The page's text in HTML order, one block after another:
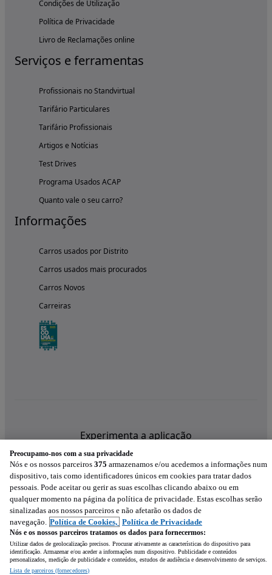
Condições de Utilização
Política de Privacidade
Livro de Reclamações online
Serviços e ferramentas
Profissionais no Standvirtual
Tarifário Particulares
Tarifário Profissionais
Artigos e Notícias
Test Drives
Programa Usados ACAP
Quanto vale o seu carro?
Informações
Carros usados por Distrito
Carros usados mais procurados
Carros Novos
Carreiras
Experimenta a aplicação
Preocupamo-nos com a sua privacidade
Nós e os nossos parceiros 375 armazenamos e/ou acedemos a informações num
dispositivo, tais como identificadores únicos em cookies para tratar dados
pessoais. Pode aceitar ou gerir as suas escolhas clicando abaixo ou em
qualquer momento na página da política de privacidade. Estas escolhas serão
sinalizadas aos nossos parceiros e não afetarão os dados de
navegação. Política de Cookies, Política de Privacidade
Nós e os nossos parceiros tratamos os dados para fornecermos:
Utilizar dados de geolocalização precisos. Procurar ativamente as características do dispositivo para
identificação. Armazenar e/ou aceder a informações num dispositivo. Publicidade e conteúdos
personalizados, medição de publicidade e conteúdos, estudos de audiência e desenvolvimento de serviços.
Lista de parceiros (fornecedores)